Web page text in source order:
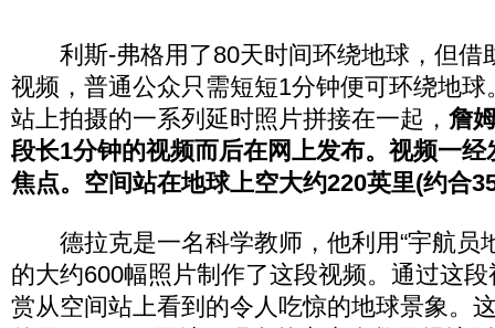
利斯-弗格用了80天时间环绕地球，但借
视频，普通公众只需短短1分钟便可环绕地
站上拍摄的一系列延时照片拼接在一起， 詹
段长1分钟的视频而后在网上发布。视频一
焦点。空间站在地球上空大约220英里(约合
德拉克是一名科学教师，他利用“宇航员
的大约600幅照片制作了这段视频。通过这
赏从空间站上看到的令人吃惊的地球景象。